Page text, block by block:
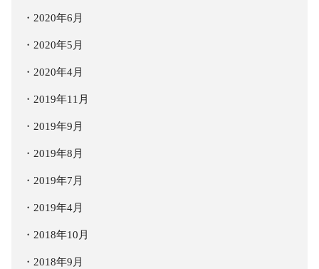
2020年6月
2020年5月
2020年4月
2019年11月
2019年9月
2019年8月
2019年7月
2019年4月
2018年10月
2018年9月